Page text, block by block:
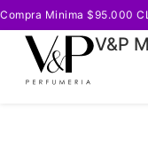
Compra Minima $95.000
V&P